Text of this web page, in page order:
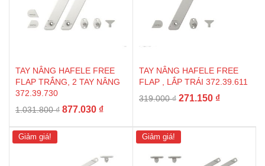
TAY NÂNG HAFELE FREE
FLAP TRẮNG, 2 TAY NÂNG
372.39.730
1.031.800₫ Giá
877.030 ₫Giá
877.030 ₫.
TAY NÂNG HAFELE FREE
FLAP , LẮP TRÁI 372.39.611
319.000₫ Giá
319.000 ₫.
271.150 ₫Giá
Giảm giá! Giảm giá!